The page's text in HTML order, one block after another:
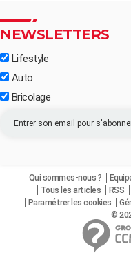
NEWSLETTERS
Lifestyle
Auto
Bricolage
Qui sommes-nous ?
Tous les articles
RSS
Paramétrer les cookies
©